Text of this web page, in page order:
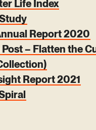
Life Index
Report 2020
– Flatten the
Report 2021